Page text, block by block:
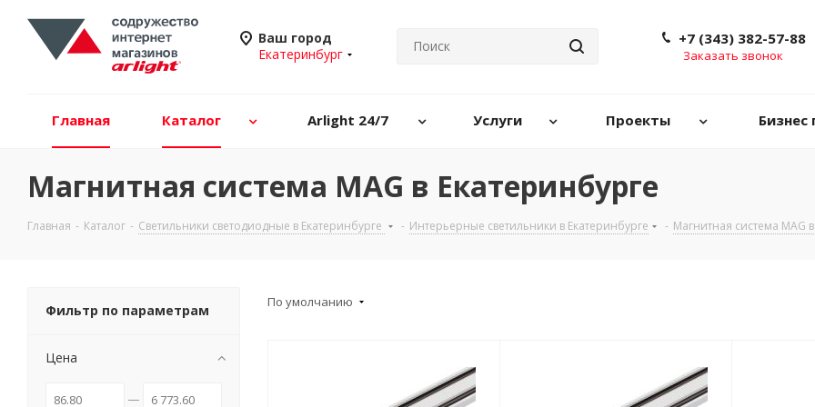
Ваш город
Екатеринбург
+7 (343) 382-57-88
Заказать звонок
Главная Каталог Arlight 24/7 Услуги Проекты Бизнес
Магнитная система MAG в Екатеринбурге
Главная - Каталог - Светильники светодиодные в Екатеринбурге - Интерьерные светильники в Екатеринбурге - Магнитная система MAG
По умолчанию
Фильтр по параметрам
Цена